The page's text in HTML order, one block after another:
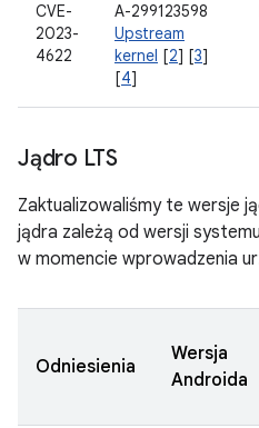
CVE-
2023-
4622
A-299123598
Upstream
kernel [2] [3]
[4]
Jądro LTS
Zaktualizowaliśmy te wersje
jądra zależą od wersji
w momencie wprowadzenia
Odniesienia
Wersja
Androida